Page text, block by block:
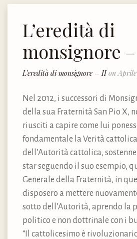
L’eredità di
monsignore
L’eredità di monsignore – IIon
Nel 2012, i successori di
della sua Fraternità San Pio X,
riusciti a capire come lui
fondamentale la Verità
dell’Autorità cattolica,
star seguendo il suo esempio,
Generale della Fraternità, in
disposero a mettere
sotto dell’Autorità, aprendo la
politico e non dottrinale con i
“Il cattolicesimo è